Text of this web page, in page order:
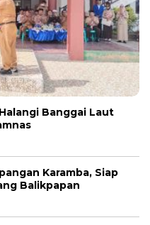
Banggai Laut
Karamba, Siap
Balikpapan